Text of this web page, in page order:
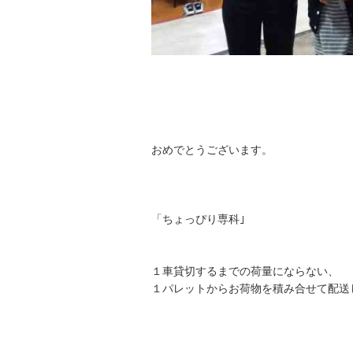
おめでとうございます。
「ちょっぴり専科｣
１車貸切するまでの荷量にならない、
１パレットからお荷物を積み合せて配送